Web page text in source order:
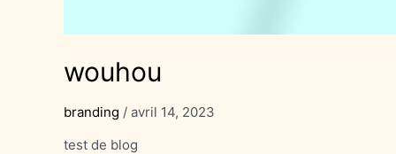
wouhou
branding / avril 14, 2023
test de blog